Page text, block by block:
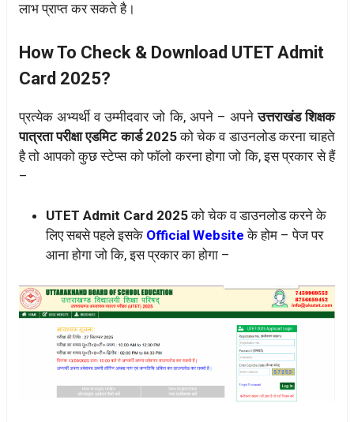
लाभ प्राप्त कर सकते है।
How To Check & Download UTET Admit
Card 2025?
प्रत्येक अभ्यर्थी व उम्मीदवार जो कि, अपने – अपनेउत्तराखंड शिक्षक
पात्रता परीक्षा एडमिट कार्ड 2025को चेक व डाउनलोड करना चाहते
है तो आपको कुछ स्टेप्स को फॉलो करना होगा जो कि, इस प्रकार से हैं
–
UTET Admit Card 2025को चेक व डाउनलोड करने के
लिए सबसे पहले इसके Official Website के होम – पेज पर
आना होगा जो कि, इस प्रकार का होगा –